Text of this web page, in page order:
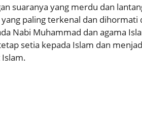
suaranya yang merdu dan
yang paling terkenal dan
Nabi Muhammad dan agama
setia kepada Islam dan